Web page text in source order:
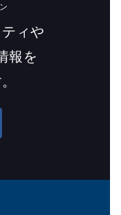
ィや
報を